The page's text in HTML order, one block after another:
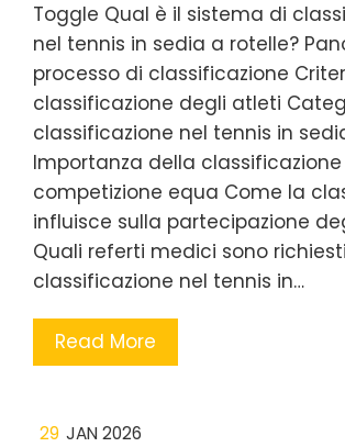
Toggle Qual è il sistema di
nel tennis in sedia a rotelle?
processo di classificazione
classificazione degli atleti
classificazione nel tennis in
Importanza della
competizione equa Come la
influisce sulla partecipazione
Quali referti medici sono
classificazione nel tennis in…
Read More
29 JAN 2026